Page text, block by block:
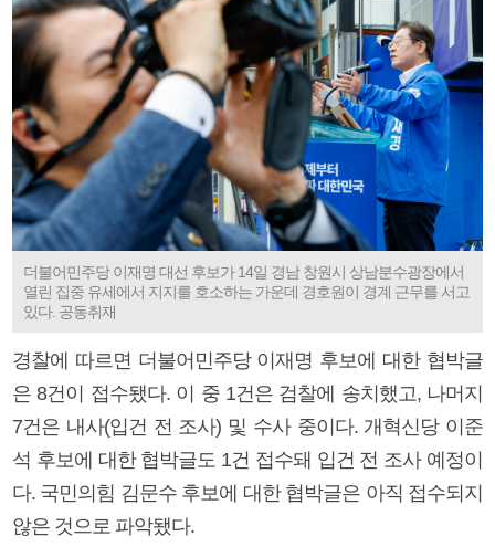
더불어민주당 이재명 대선 후보가 14일 경남 창원시 상남분수광장에서
열린 집중 유세에서 지지를 호소하는 가운데 경호원이 경계 근무를 서고
있다. 공동취재
경찰에 따르면 더불어민주당 이재명 후보에 대한 협박글
은 8건이 접수됐다. 이 중 1건은 검찰에 송치했고, 나머지
7건은 내사(입건 전 조사) 및 수사 중이다. 개혁신당 이준
석 후보에 대한 협박글도 1건 접수돼 입건 전 조사 예정이
다. 국민의힘 김문수 후보에 대한 협박글은 아직 접수되지
않은 것으로 파악됐다.